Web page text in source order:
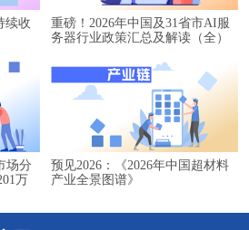
续收
重磅！2026年中国及31省市AI服
务器行业政策汇总及解读（全）
场分
万
预见2026：《2026年中国超材料
产业全景图谱》